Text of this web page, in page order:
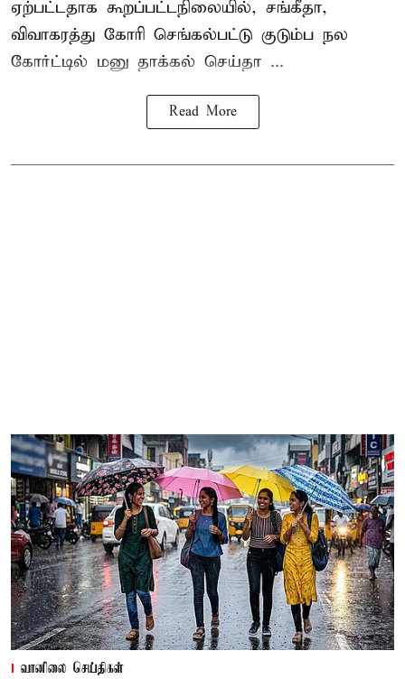
ஏற்பட்டதாக கூறப்பட்டநிலையில், சங்கீதா,
விவாகரத்து கோரி செங்கல்பட்டு குடும்ப நல
கோர்ட்டில் மனு தாக்கல் செய்தா ...
Read More
வானிலை செய்திகள்